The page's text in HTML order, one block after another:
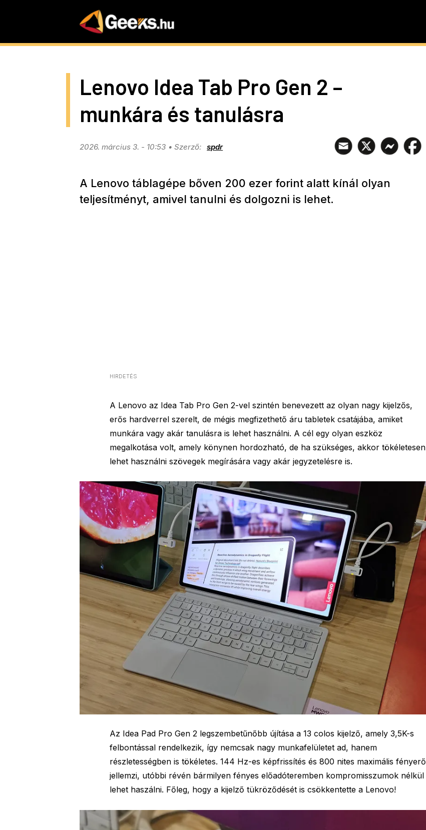
Lenovo Idea Tab Pro Gen 2 –
munkára és tanulásra
2026. március 3. - 10:53 spdr
A Lenovo táblagépe bőven 200 ezer forint alatt kínál olyan
teljesítményt, amivel tanulni és dolgozni is lehet.
HIRDETÉS
A Lenovo az Idea Tab Pro Gen 2-vel szintén benevezett az olyan nagy kijelzős,
erős hardverrel szerelt, de mégis megfizethető áru tabletek csatájába, amiket
munkára vagy akár tanulásra is lehet használni. A cél egy olyan eszköz
megalkotása volt, amely könynen hordozható, de ha szükséges, akkor tökéletesen
lehet használni szövegek megírására vagy akár jegyzetelésre is.
Az Idea Pad Pro Gen 2 legszembetűnőbb újítása a 13 colos kijelző, amely 3,5K-s
felbontással rendelkezik, így nemcsak nagy munkafelületet ad, hanem
részletességben is tökéletes. 144 Hz-es képfrissítés és 800 nites maximális fényerő
jellemzi, utóbbi révén bármilyen fényes előadóteremben kompromisszumok nélkül
lehet haszálni. Főleg, hogy a kijelző tükröződését is csökkentette a Lenovo!